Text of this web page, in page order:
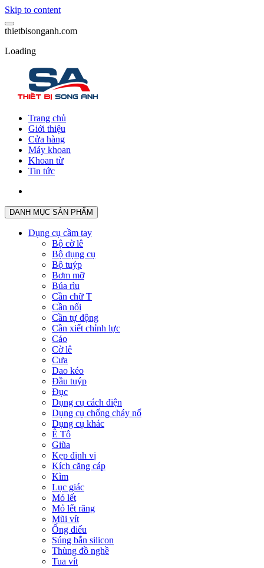
Skip to content
thietbisonganh.com
Loading
Trang chủ
Giới thiệu
Cửa hàng
Máy khoan
Khoan từ
Tin tức
DANH MỤC SẢN PHẨM
Dụng cụ cầm tay
Bộ cờ lê
Bộ dụng cụ
Bộ tuýp
Bơm mỡ
Búa rìu
Cần chữ T
Cần nối
Cần tự động
Cần xiết chỉnh lực
Cảo
Cờ lê
Cưa
Dao kéo
Đầu tuýp
Đục
Dụng cụ cách điện
Dụng cụ chống cháy nổ
Dụng cụ khác
Ê Tô
Giũa
Kẹp định vị
Kích căng cáp
Kìm
Lục giác
Mỏ lết
Mỏ lết răng
Mũi vít
Ống điếu
Súng bắn silicon
Thùng đồ nghề
Tua vít